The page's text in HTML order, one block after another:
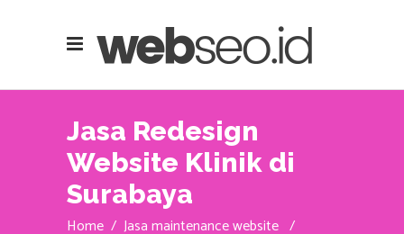
Jasa Redesign
Website Klinik di
Surabaya
Home / Jasa maintenance website /